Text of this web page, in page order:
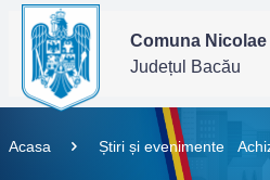
Comuna
Județul Bacău
Acasa Știri și evenimente